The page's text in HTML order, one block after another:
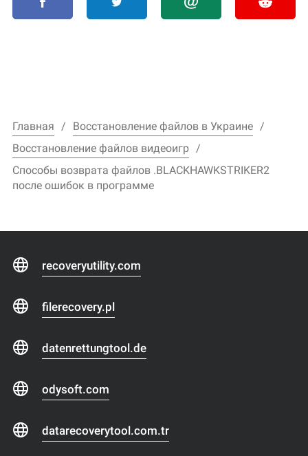
Главная
Восстановление файлов в Украине
Восстановление файлов видеоигр
Способы возврата файлов .BLACKHAWKSTRIKER2
после ошибок в программе
recoveryutility.com
filerecovery.pl
datenrettungtool.de
odysoft.com
datarecoverytool.com.tr